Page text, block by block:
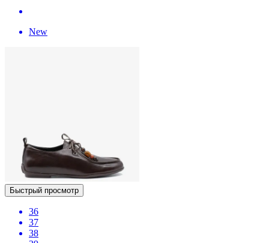
New
Быстрый просмотр
36
37
38